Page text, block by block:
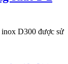
inox D300 được sử